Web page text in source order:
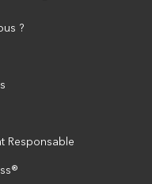
?
Responsable